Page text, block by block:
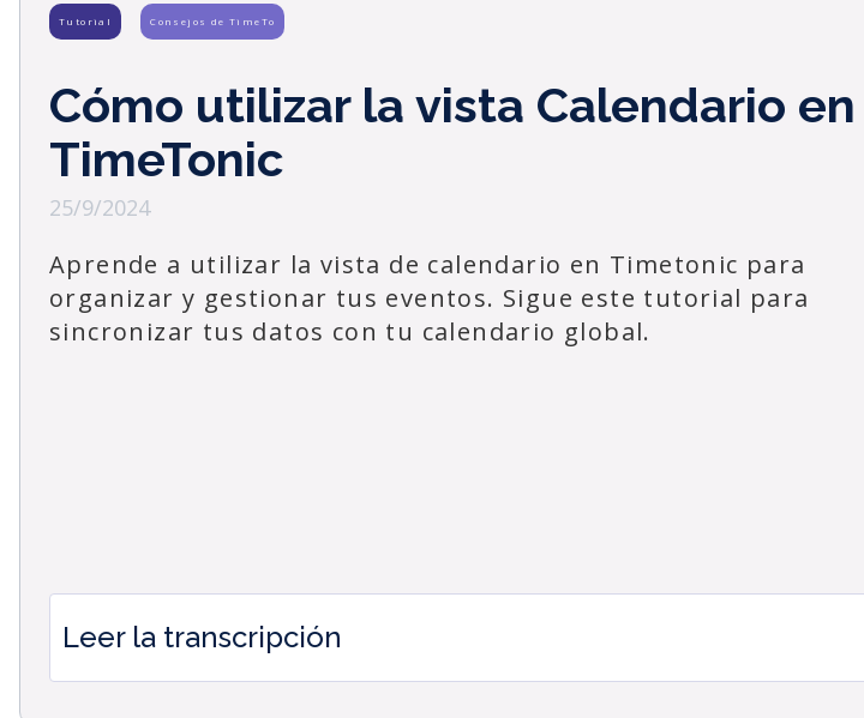
Tutorial Consejos de TimeTo
Cómo utilizar la vista Calendario en
TimeTonic
25/9/2024
Aprende a utilizar la vista de calendario en Timetonic para
organizar y gestionar tus eventos. Sigue este tutorial para
sincronizar tus datos con tu calendario global.
Leer la transcripción